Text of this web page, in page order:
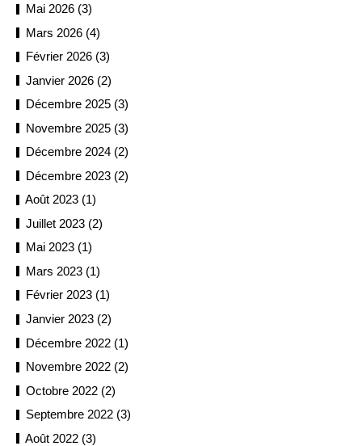
Mai 2026 (3)
Mars 2026 (4)
Février 2026 (3)
Janvier 2026 (2)
Décembre 2025 (3)
Novembre 2025 (3)
Décembre 2024 (2)
Décembre 2023 (2)
Août 2023 (1)
Juillet 2023 (2)
Mai 2023 (1)
Mars 2023 (1)
Février 2023 (1)
Janvier 2023 (2)
Décembre 2022 (1)
Novembre 2022 (2)
Octobre 2022 (2)
Septembre 2022 (3)
Août 2022 (3)